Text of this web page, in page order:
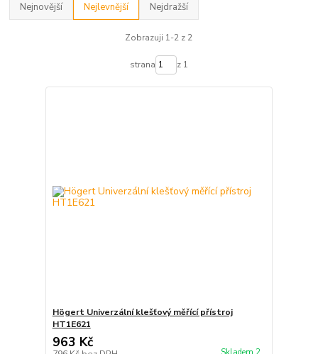
Nejnovější Nejlevnější Nejdražší
Zobrazuji 1-2 z 2
strana z 1
Högert Univerzální klešťový měřící přístroj
HT1E621
963 Kč